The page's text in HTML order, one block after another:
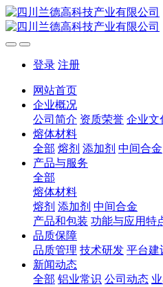
登录 注册
网站首页
企业概况
公司简介 资质荣誉 企业文
熔体材料
全部 熔剂 添加剂 中间合金
产品与服务
全部
熔体材料
熔剂 添加剂 中间合金
产品和包装 功能与应用特
品质保障
品质管理 技术研发 平台建
新闻动态
全部 铝业常识 公司动态